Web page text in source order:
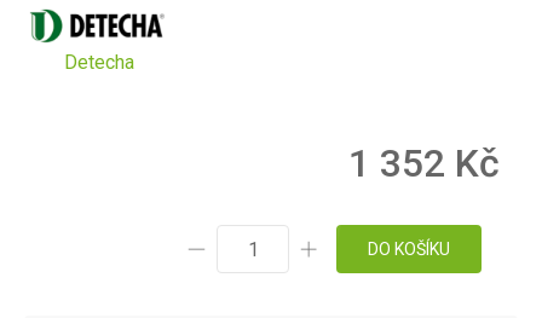
Detecha
1 352 Kč
DO KOŠÍKU